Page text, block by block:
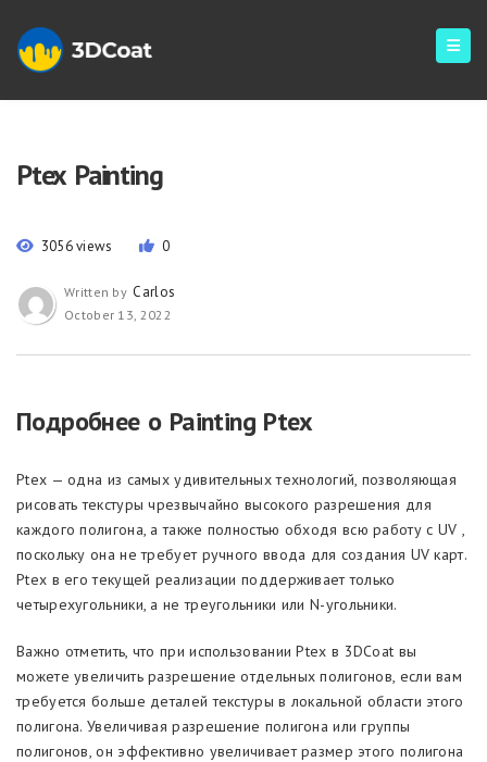
Ptex Painting
3056 views 0
Written by Carlos
October 13, 2022
Подробнее о Painting Ptex
Ptex — одна из самых удивительных технологий, позволяющая
рисовать текстуры чрезвычайно высокого разрешения для
каждого полигона, а также полностью обходя всю работу с UV ,
поскольку она не требует ручного ввода для создания UV карт.
Ptex в его текущей реализации поддерживает только
четырехугольники, а не треугольники или N-угольники.
Важно отметить, что при использовании Ptex в 3DCoat вы
можете увеличить разрешение отдельных полигонов, если вам
требуется больше деталей текстуры в локальной области этого
полигона. Увеличивая разрешение полигона или группы
полигонов, он эффективно увеличивает размер этого полигона